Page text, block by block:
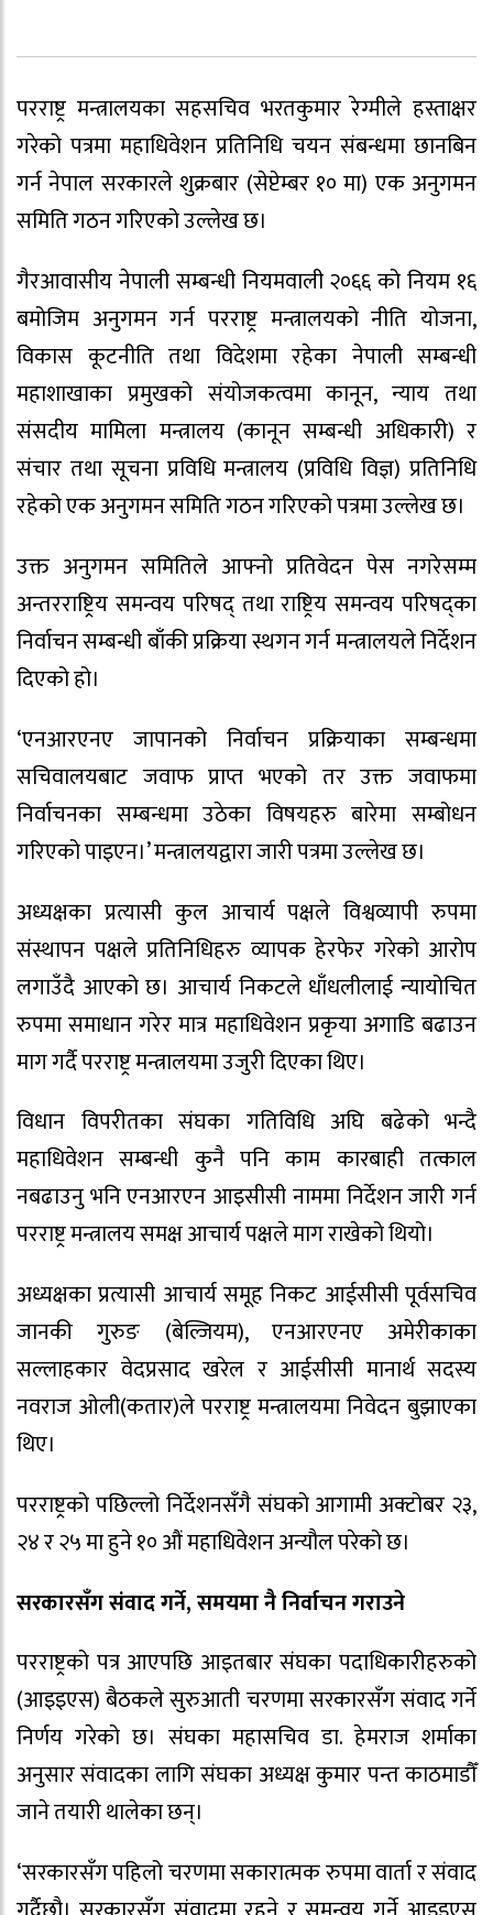
परराष्ट्र मन्त्रालयका सहसचिव भरतकुमार रेग्मीले हस्ताक्षर
गरेको पत्रमा महाधिवेशन प्रतिनिधि चयन संबन्धमा छानबिन
गर्न नेपाल सरकारले शुक्रबार (सेप्टेम्बर १० मा) एक अनुगमन
समिति गठन गरिएको उल्लेख छ।
गैरआवासीय नेपाली सम्बन्धी नियमवाली २०६६ को नियम १६
बमोजिम अनुगमन गर्न परराष्ट्र मन्त्रालयको नीति योजना,
विकास कूटनीति तथा विदेशमा रहेका नेपाली सम्बन्धी
महाशाखाका प्रमुखको संयोजकत्वमा कानून, न्याय तथा
संसदीय मामिला मन्त्रालय (कानून सम्बन्धी अधिकारी) र
संचार तथा सूचना प्रविधि मन्त्रालय (प्रविधि विज्ञ) प्रतिनिधि
रहेको एक अनुगमन समिति गठन गरिएको पत्रमा उल्लेख छ।
उक्त अनुगमन समितिले आफ्नो प्रतिवेदन पेस नगरेसम्म
अन्तरराष्ट्रिय समन्वय परिषद् तथा राष्ट्रिय समन्वय परिषद्का
निर्वाचन सम्बन्धी बाँकी प्रक्रिया स्थगन गर्न मन्त्रालयले निर्देशन
दिएको हो।
‘एनआरएनए जापानको निर्वाचन प्रक्रियाका सम्बन्धमा
सचिवालयबाट जवाफ प्राप्त भएको तर उक्त जवाफमा
निर्वाचनका सम्बन्धमा उठेका विषयहरु बारेमा सम्बोधन
गरिएको पाइएन।’ मन्त्रालयद्वारा जारी पत्रमा उल्लेख छ।
अध्यक्षका प्रत्यासी कुल आचार्य पक्षले विश्वव्यापी रुपमा
संस्थापन पक्षले प्रतिनिधिहरु व्यापक हेरफेर गरेको आरोप
लगाउँदै आएको छ। आचार्य निकटले धाँधलीलाई न्यायोचित
रुपमा समाधान गरेर मात्र महाधिवेशन प्रकृया अगाडि बढाउन
माग गर्दै परराष्ट्र मन्त्रालयमा उजुरी दिएका थिए।
विधान विपरीतका संघका गतिविधि अघि बढेको भन्दै
महाधिवेशन सम्बन्धी कुनै पनि काम कारबाही तत्काल
नबढाउनु भनि एनआरएन आइसीसी नाममा निर्देशन जारी गर्न
परराष्ट्र मन्त्रालय समक्ष आचार्य पक्षले माग राखेको थियो।
अध्यक्षका प्रत्यासी आचार्य समूह निकट आईसीसी पूर्वसचिव
जानकी गुरुङ (बेल्जियम), एनआरएनए अमेरीकाका
सल्लाहकार वेदप्रसाद खरेल र आईसीसी मानार्थ सदस्य
नवराज ओली(कतार)ले परराष्ट्र मन्त्रालयमा निवेदन बुझाएका
थिए।
परराष्ट्रको पछिल्लो निर्देशनसँगै संघको आगामी अक्टोबर २३,
२४ र २५ मा हुने १० औं महाधिवेशन अन्यौल परेको छ।
सरकारसँग संवाद गर्ने, समयमा नै निर्वाचन गराउने
परराष्ट्रको पत्र आएपछि आइतबार संघका पदाधिकारीहरुको
(आइइएस) बैठकले सुरुआती चरणमा सरकारसँग संवाद गर्ने
निर्णय गरेको छ। संघका महासचिव डा. हेमराज शर्माका
अनुसार संवादका लागि संघका अध्यक्ष कुमार पन्त काठमाडौँ
जाने तयारी थालेका छन्।
‘सरकारसँग पहिलो चरणमा सकारात्मक रुपमा वार्ता र संवाद